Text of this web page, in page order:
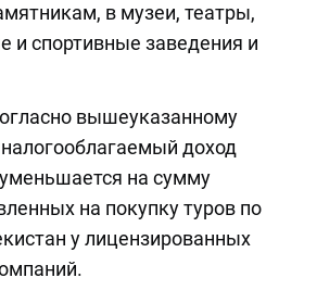
в музеи, театры,
и спортивные заведения и
вышеуказанному
доход
на сумму
на покупку туров по
у лицензированных